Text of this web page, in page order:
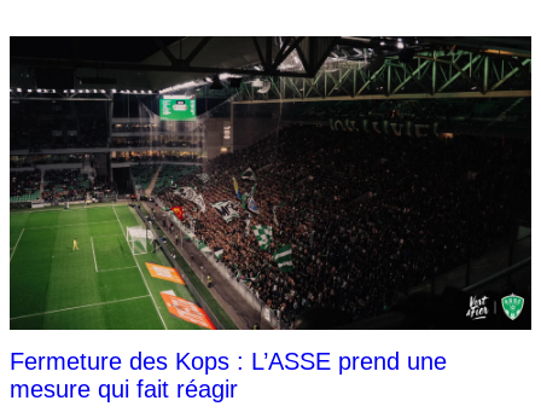
Fermeture des Kops : L’ASSE prend une
mesure qui fait réagir